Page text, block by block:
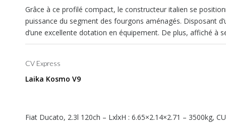
Grâce à ce profilé compact, le constructeur italien se
puissance du segment des fourgons aménagés. Disposant
d’une excellente dotation en équipement. De plus, affiché à
CV Express
Laika Kosmo V9
Fiat Ducato, 2.3l 120ch – LxlxH : 6.65×2.14×2.71 – 3500kg,